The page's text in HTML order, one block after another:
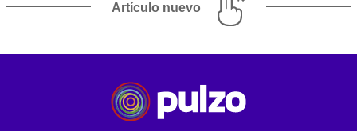
Artículo nuevo